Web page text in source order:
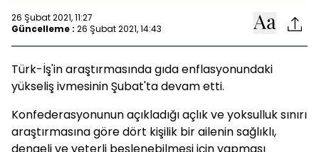
26 Şubat 2021, 11:27
Güncelleme : 26 Şubat 2021, 14:43
Türk-İş'in araştırmasında gıda enflasyonundaki
yükseliş ivmesinin Şubat'ta devam etti.
Konfederasyonunun açıkladığı açlık ve yoksulluk sınırı
araştırmasına göre dört kişilik bir ailenin sağlıklı,